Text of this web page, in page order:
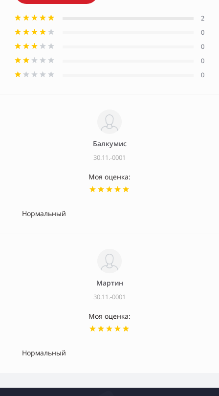
2
0
0
0
0
Балкумис
30.11.-0001
Моя оценка:
Нормальный
Мартин
30.11.-0001
Моя оценка:
Нормальный